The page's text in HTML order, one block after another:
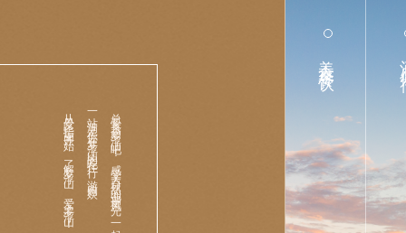
一站满足你在罗浮山的吃住行·游购娱，
从景区指南开始，了解罗浮山，爱上罗浮山！
美食餐饮